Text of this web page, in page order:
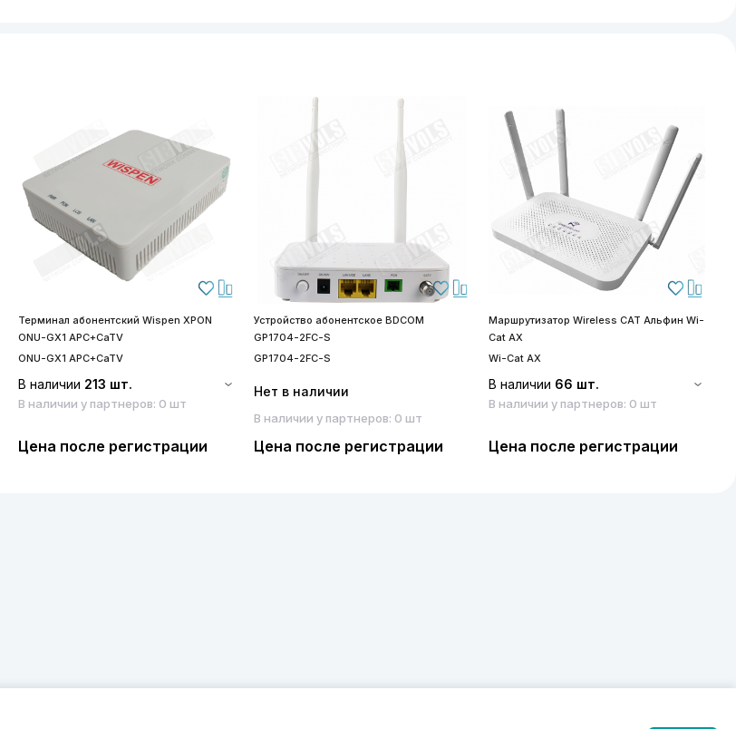
Терминал абонентский Wispen XPON
ONU-GX1 APC+CaTV
ONU-GX1 APC+CaTV
В наличии 213 шт.
В наличии у партнеров: 0 шт
Цена после регистрации
Устройство абонентское BDCOM
GP1704-2FC-S
GP1704-2FC-S
Нет в наличии
В наличии у партнеров: 0 шт
Цена после регистрации
Маршрутизатор Wireless CAT Альфин Wi-
Cat AX
Wi-Cat AX
В наличии 66 шт.
В наличии у партнеров: 0 шт
Цена после регистрации